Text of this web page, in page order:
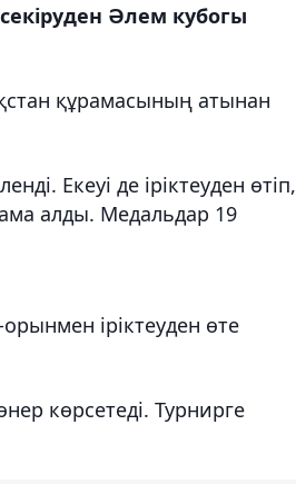
Әлем кубогы
құрамасының атынан
Екеуі де іріктеуден өтіп,
алды. Медальдар 19
іріктеуден өте
көрсетеді. Турнирге